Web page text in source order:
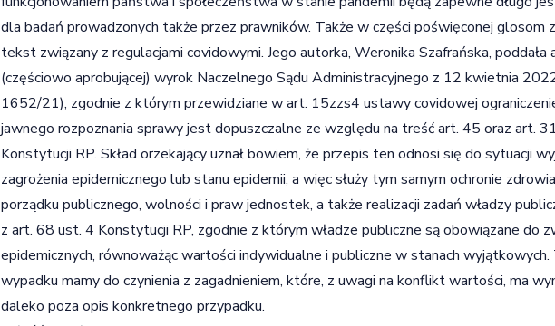
dla badań prowadzonych także przez prawników. Także w części poświęconej glosom
tekst związany z regulacjami covidowymi. Jego autorka, Weronika Szafrańska, poddała
(częściowo aprobującej) wyrok Naczelnego Sądu Administracyjnego z 12 kwietnia
1652/21), zgodnie z którym przewidziane w art. 15zzs4 ustawy covidowej
jawnego rozpoznania sprawy jest dopuszczalne ze względu na treść art. 45 oraz art.
Konstytucji RP. Skład orzekający uznał bowiem, że przepis ten odnosi się do sytuacji
zagrożenia epidemicznego lub stanu epidemii, a więc służy tym samym ochronie
porządku publicznego, wolności i praw jednostek, a także realizacji zadań władzy
z art. 68 ust. 4 Konstytucji RP, zgodnie z którym władze publiczne są obowiązane do
epidemicznych, równoważąc wartości indywidualne i publiczne w stanach
wypadku mamy do czynienia z zagadnieniem, które, z uwagi na konflikt wartości, ma
daleko poza opis konkretnego przypadku.